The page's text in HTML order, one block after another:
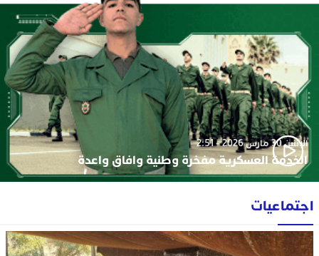
الإثنين 30 مارس 2026 - 2:51
الخدمة العسكرية مفخرة وطنية وافاق واعدة
اجتماعيات